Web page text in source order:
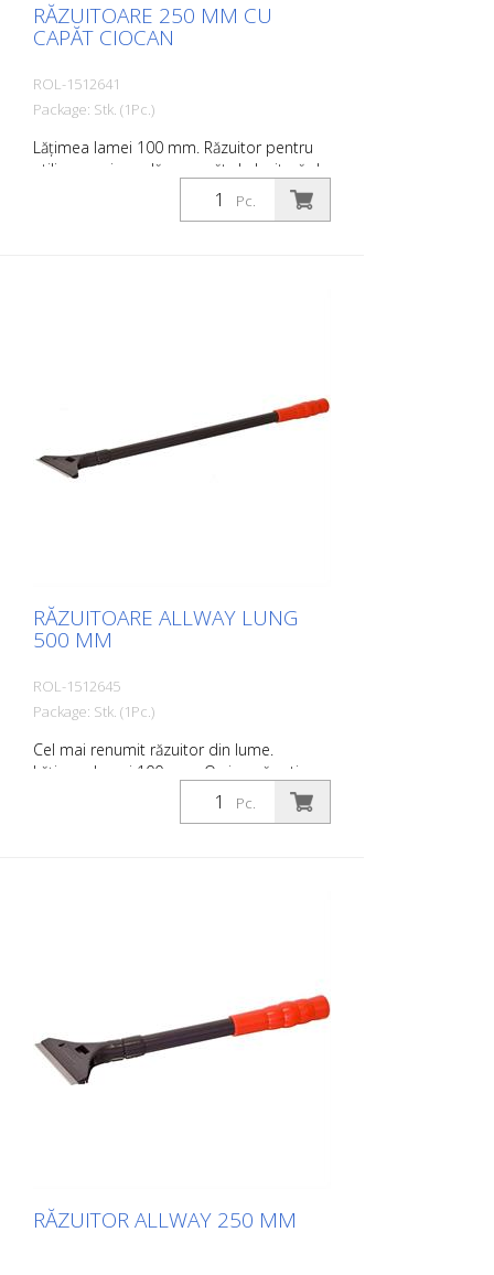
RĂZUITOARE 250 MM CU
CAPĂT CIOCAN
ROL-1512641
Package: Stk. (1Pc.)
Lățimea lamei 100 mm. Răzuitor pentru
utilizare universală cu capăt de lovitură de
Pc.
RĂZUITOARE ALLWAY LUNG
500 MM
ROL-1512645
Package: Stk. (1Pc.)
Cel mai renumit răzuitor din lume.
Lățimea lamei 100 mm. O singură rotire a
capului racletei este suficientă pentru a
bloca sau elibera în siguranță lama.
Pc.
RĂZUITOR ALLWAY 250 MM